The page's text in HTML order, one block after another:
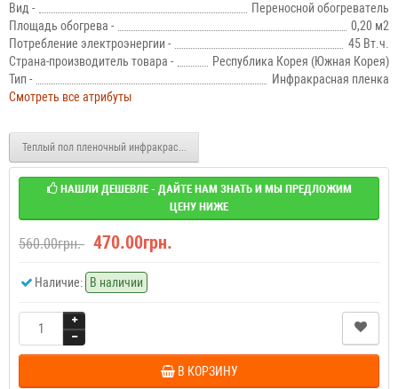
Вид -
Переносной обогреватель
Площадь обогрева -
0,20 м2
Потребление электроэнергии -
45 Вт.ч.
Страна-производитель товара -
Республика Корея (Южная Корея)
Тип -
Инфракрасная пленка
Смотреть все атрибуты
Теплый пол пленочный инфракрасный Enerpia с терморегулятором SCT-1000 5.0
НАШЛИ ДЕШЕВЛЕ - ДАЙТЕ НАМ ЗНАТЬ И МЫ ПРЕДЛОЖИМ
ЦЕНУ НИЖЕ
560.00грн. 470.00грн.
Наличие: В наличии
В КОРЗИНУ